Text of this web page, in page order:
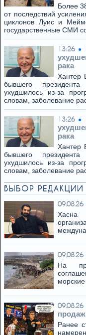
Более
от последствий
циклонов Луис и
государственные СМИ
13:26
рака
Хантер
бывшего
ухудшилось из-за
словам, заболевание
13:26
рака
Хантер
бывшего
ухудшилось из-за
словам, заболевание
ВЫБОР РЕДАКЦИИ
09.08.26
Хасна
09.08.26
На
09.08.26
Ранее